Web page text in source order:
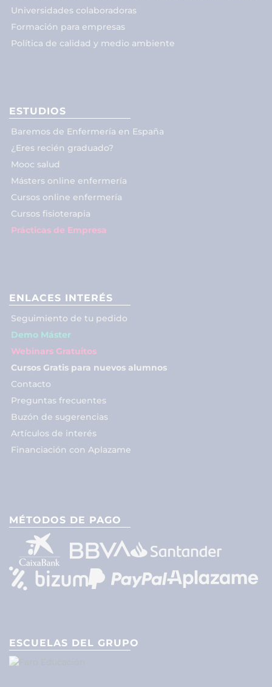
Universidades colaboradoras
Formación para empresas
Política de calidad y medio ambiente
ESTUDIOS
Baremos de Enfermería en España
¿Eres recién graduado?
Mooc salud
Másters online enfermería
Cursos online enfermería
Cursos fisioterapia
Prácticas de Empresa
ENLACES INTERÉS
Seguimiento de tu pedido
Demo Máster
Webinars Gratuitos
Cursos Gratis para nuevos alumnos
Contacto
Preguntas frecuentes
Buzón de sugerencias
Artículos de interés
Financiación con Aplazame
MÉTODOS DE PAGO
ESCUELAS DEL GRUPO